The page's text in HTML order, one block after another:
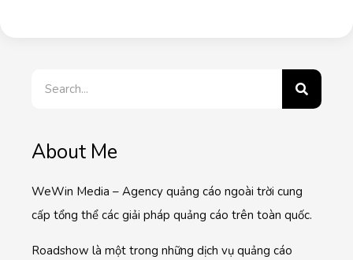
About Me
WeWin Media – Agency quảng cáo ngoài trời cung
cấp tổng thể các giải pháp quảng cáo trên toàn quốc.
Roadshow là một trong những dịch vụ quảng cáo